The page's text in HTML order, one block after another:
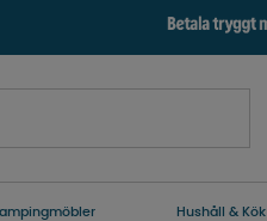
Hushåll & Kök